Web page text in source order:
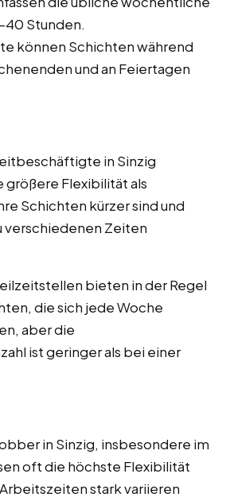
Stunden.
können Schichten während
und an Feiertagen
in Sinzig
Flexibilität als
Schichten kürzer sind und
verschiedenen Zeiten
bieten in der Regel
die sich jede Woche
aber die
ist geringer als bei einer
in Sinzig, insbesondere im
oft die höchste Flexibilität
stark variieren